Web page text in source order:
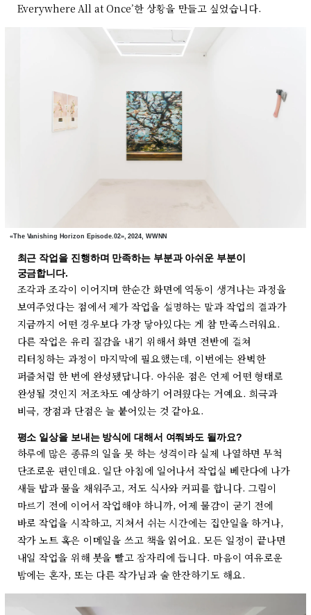
Everywhere All at Once’한 상황을 만들고 싶었습니다.
«The Vanishing Horizon Episode.02», 2024, WWNN
최근 작업을 진행하며 만족하는 부분과 아쉬운 부분이
궁금합니다.
조각과 조각이 이어지며 한순간 화면에 역동이 생겨나는 과정을
보여주었다는 점에서 제가 작업을 설명하는 말과 작업의 결과가
지금까지 어떤 경우보다 가장 닿아있다는 게 참 만족스러워요.
다른 작업은 유리 질감을 내기 위해서 화면 전반에 걸쳐
리터칭하는 과정이 마지막에 필요했는데, 이번에는 완벽한
퍼즐처럼 한 번에 완성됐답니다. 아쉬운 점은 언제 어떤 형태로
완성될 것인지 저조차도 예상하기 어려웠다는 거예요. 희극과
비극, 장점과 단점은 늘 붙어있는 것 같아요.
평소 일상을 보내는 방식에 대해서 여쭤봐도 될까요?
하루에 많은 종류의 일을 못 하는 성격이라 실제 나열하면 무척
단조로운 편인데요. 일단 아침에 일어나서 작업실 베란다에 나가
새들 밥과 물을 채워주고, 저도 식사와 커피를 합니다. 그림이
마르기 전에 이어서 작업해야 하니까, 어제 물감이 굳기 전에
바로 작업을 시작하고, 지쳐서 쉬는 시간에는 집안일을 하거나,
작가 노트 혹은 이메일을 쓰고 책을 읽어요. 모든 일정이 끝나면
내일 작업을 위해 붓을 빨고 잠자리에 듭니다. 마음이 여유로운
밤에는 혼자, 또는 다른 작가님과 술 한잔하기도 해요.